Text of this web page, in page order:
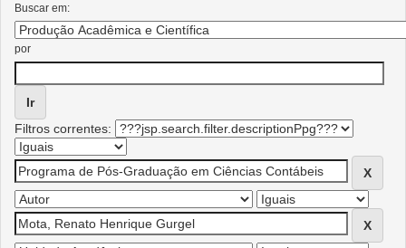
Buscar em:
por
Filtros correntes: